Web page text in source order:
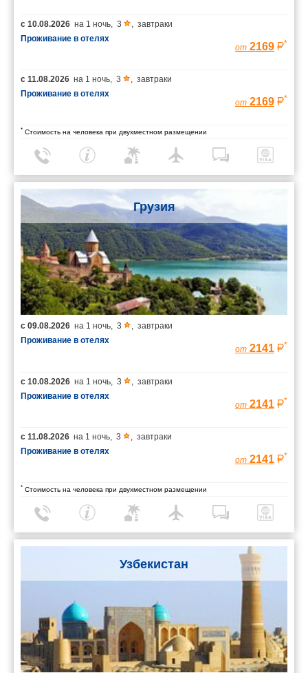
с 10.08.2026 на 1 ночь 3
завтраки
Проживание в отелях
от 2169 *
с 11.08.2026 на 1 ночь 3
завтраки
Проживание в отелях
от 2169 *
* Стоимость на человека при двухместном размещении
Грузия
с 09.08.2026 на 1 ночь, 3 , завтраки
Проживание в отелях
от 2141 *
с 10.08.2026 на 1 ночь, 3 , завтраки
Проживание в отелях
от 2141 *
с 11.08.2026 на 1 ночь, 3 , завтраки
Проживание в отелях
от 2141 *
* Стоимость на человека при двухместном размещении
Узбекистан